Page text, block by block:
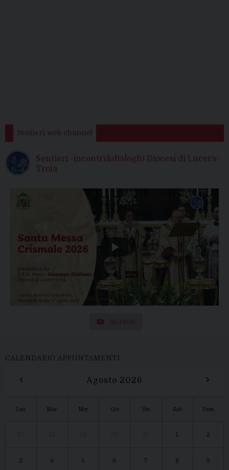
Sentieri web channel
Sentieri -incontri&dialoghi Diocesi di Lucera-
Troia
Iscriviti
CALENDARIO APPUNTAMENTI
‹ Agosto 2026 ›
Lun Mar Mer Gio Ven Sab Dom
1 2
3 4 5 6 7 8 9